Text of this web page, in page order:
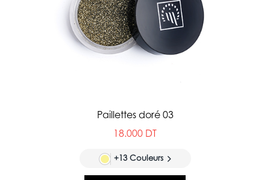
Paillettes doré 03
18.000 DT
+13 Couleurs